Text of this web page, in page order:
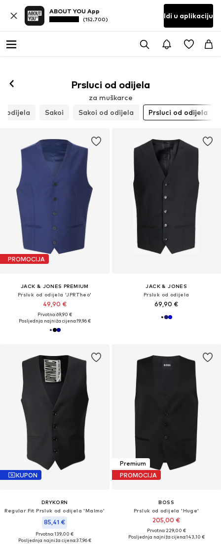
ABOUT YOU App
(152.700) Idi u aplikaciju
Prsluci od odijela
za muškarce
odijela
Sakoi Sakoi od odijela Prsluci od odijela
PROMOCIJA
JACK & JONES PREMIUM
Prsluk od odijela 'JPRTheo'
49,90 €
Prvotno: 69,90 €
Posljednja najniža cijena:19,96 €
JACK & JONES
Prsluk od odijela
69,90 €
KUPON
DRYKORN
Regular Fit Prsluk od odijela 'Malmo'
85,41 €
Prvotno: 139,00 €
Posljednja najniža cijena:37,96 €
Premium
PROMOCIJA
BOSS
Prsluk od odijela 'Huge'
205,00 €
Prvotno: 229,00 €
Posljednja najniža cijena:143,10 €